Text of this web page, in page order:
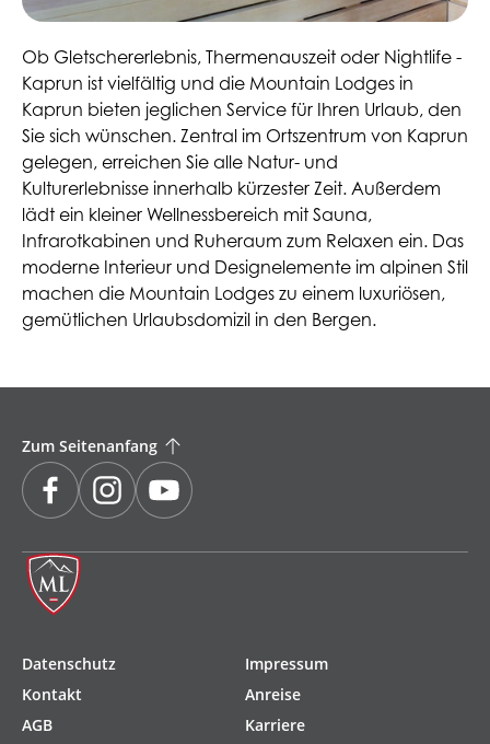
Ob Gletschererlebnis, Thermenauszeit oder Nightlife -
Kaprun ist vielfältig und die Mountain Lodges in
Kaprun bieten jeglichen Service für Ihren Urlaub, den
Sie sich wünschen. Zentral im Ortszentrum von Kaprun
gelegen, erreichen Sie alle Natur- und
Kulturerlebnisse innerhalb kürzester Zeit. Außerdem
lädt ein kleiner Wellnessbereich mit Sauna,
Infrarotkabinen und Ruheraum zum Relaxen ein. Das
moderne Interieur und Designelemente im alpinen Stil
machen die Mountain Lodges zu einem luxuriösen,
gemütlichen Urlaubsdomizil in den Bergen.
Navigation
überspringen
Datenschutz
Impressum
Kontakt
Anreise
AGB
Karriere
Zum Seitenanfang